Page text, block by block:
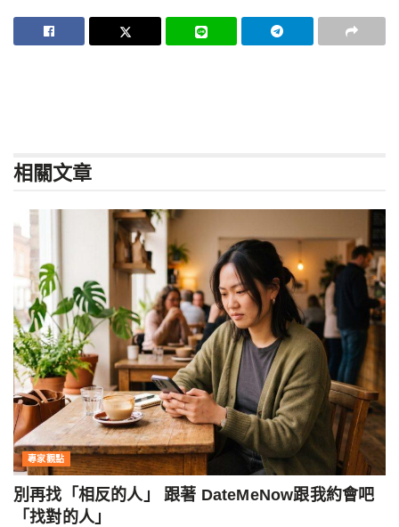
相關文章
專家觀點
別再找「相反的人」 跟著 DateMeNow跟我約會吧
「找對的人」